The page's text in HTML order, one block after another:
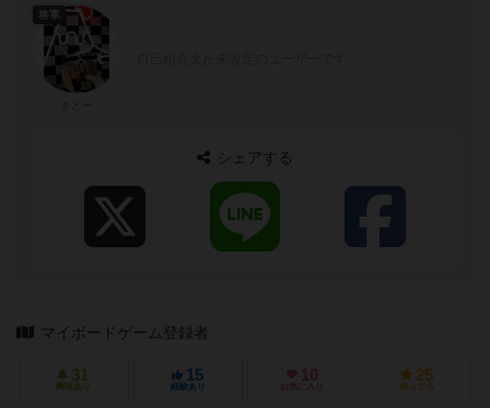
将軍
シェアする
マイボードゲーム登録者
31
興味あり
15
経験あり
10
お気に入り
25
持ってる